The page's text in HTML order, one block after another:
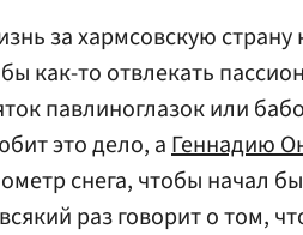
за хармсовскую страну
как-то отвлекать
павлиноглазок или
это дело, аГеннадию
снега, чтобы начал
раз говорит о том,